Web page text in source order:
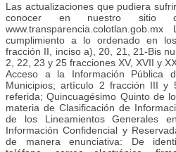
Las actualizaciones que pudiera
conocer en nuestro sitio
cumplimiento a lo ordenado en
fracción II, inciso a), 20, 21, 21-Bis
2, 22, 23 y 25 fracciones XV, XVII y
Acceso a la Información Pública
Municipios; artículo 2 fracción III y
referida; Quincuagésimo Quinto de
materia de Clasificación de
de los Lineamientos Generales
Información Confidencial y
de manera enunciativa: De